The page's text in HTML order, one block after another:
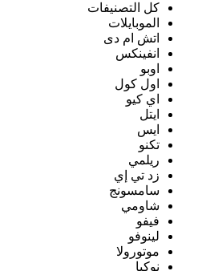
كل التصنيفات
الموبايلات
اتش ام دى
انفينكس
اوبو
اول كول
اي كيو
ايتل
ايس
تكنو
ريلمي
زد تي إي
سامسونج
شاومي
فيفو
لينوفو
موتورولا
نوكيا